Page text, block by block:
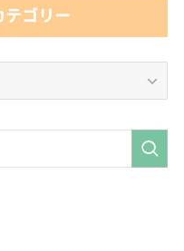
ゴリー